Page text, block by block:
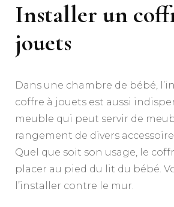
Installer un
jouets
Dans une chambre de bébé,
coffre à jouets est aussi
meuble qui peut servir de
rangement de divers
Quel que soit son usage, le
placer au pied du lit du bébé.
l’installer contre le mur.